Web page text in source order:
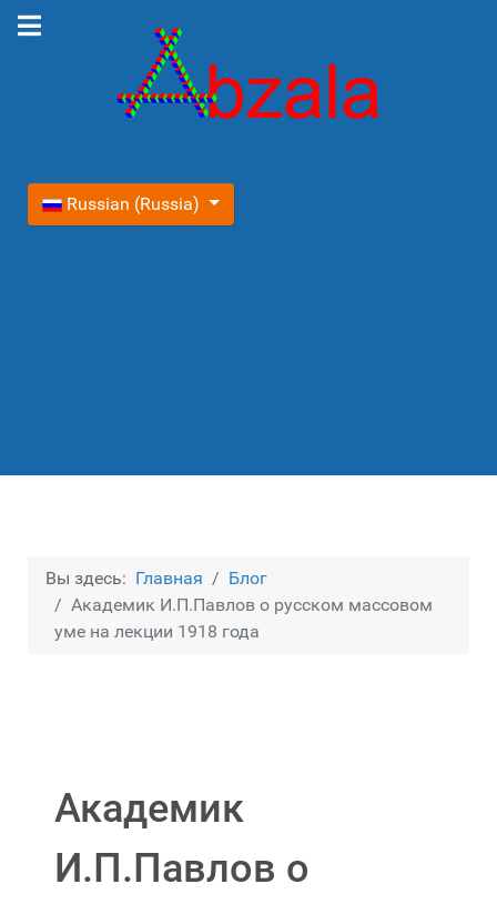
Выберите язык
Russian (Russia)
Вы здесь: Главная
Блог
Академик И.П.Павлов о русском массовом
уме на лекции 1918 года
Академик
И.П.Павлов о